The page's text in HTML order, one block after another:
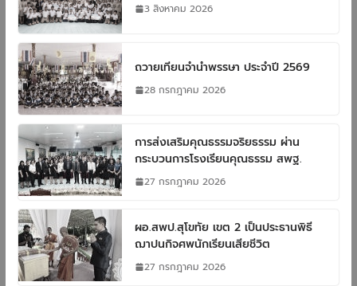
3 สิงหาคม 2026
ถวายเทียนจำนำพรรษา ประจำปี 2569
28 กรกฎาคม 2026
การส่งเสริมคุณธรรมจริยธรรม ผ่าน
กระบวนการโรงเรียนคุณธรรม สพฐ.
27 กรกฎาคม 2026
ผอ.สพป.สุโขทัย เขต 2 เป็นประธานพิธี
ฌาปนกิจศพนักเรียนเสียชีวิต
27 กรกฎาคม 2026